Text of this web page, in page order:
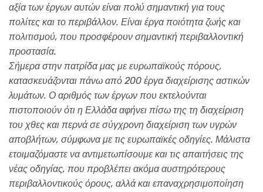
αξία των έργων αυτών είναι πολύ σημαντική για τους
πολίτες και το περιβάλλον. Είναι έργα ποιότητα ζωής και
πολιτισμού, που προσφέρουν σημαντική περιβαλλοντική
προστασία.
Σήμερα στην πατρίδα μας με ευρωπαϊκούς πόρους,
κατασκευάζονται πάνω από 200 έργα διαχείρισης αστικών
λυμάτων. Ο αριθμός των έργων που εκτελούνται
πιστοποιούν ότι η Ελλάδα αφήνει πίσω της τη διαχείριση
του χθες και περνά σε σύγχρονη διαχείριση των υγρών
αποβλήτων, σύμφωνα με τις ευρωπαϊκές οδηγίες. Μάλιστα
ετοιμαζόμαστε να αντιμετωπίσουμε και τις απαιτήσεις της
νέας οδηγίας, που προβλέπει ακόμα αυστηρότερους
περιβαλλοντικούς όρους, αλλά και επαναχρησιμοποίηση